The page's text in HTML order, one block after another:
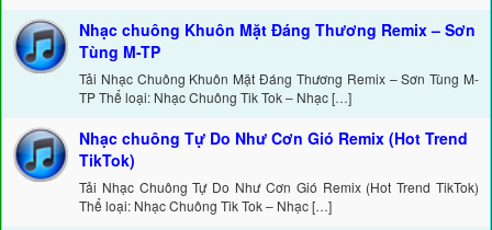
Nhạc chuông Khuôn Mặt Đáng Thương Remix – Sơn
Tùng M-TP
Tải Nhạc Chuông Khuôn Mặt Đáng Thương Remix – Sơn Tùng M-
TP Thể loại: Nhạc Chuông Tik Tok – Nhạc […]
Nhạc chuông Tự Do Như Cơn Gió Remix (Hot Trend
TikTok)
Tải Nhạc Chuông Tự Do Như Cơn Gió Remix (Hot Trend TikTok)
Thể loại: Nhạc Chuông Tik Tok – Nhạc […]